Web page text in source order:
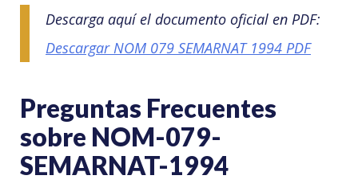
Descarga aquí el documento oficial en PDF:
Descargar NOM 079 SEMARNAT 1994 PDF
Preguntas Frecuentes
sobre NOM-079-
SEMARNAT-1994